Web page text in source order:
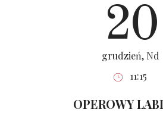
20
grudzień, Nd
11:15
OPEROWY